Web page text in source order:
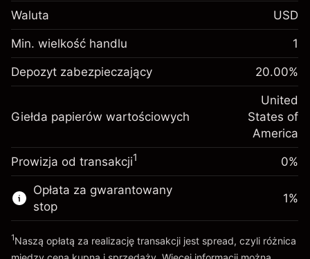
Depozyt
zabezpieczający. Twoja
inwestycja
Opłata overnight za
Opłaty od pełnej wartości
-0.02154
%
(-$1.08)
Rozmiar transakcji z dźwignią ~
Środki z dźwigni ~
Idź do platformy
Depozyt
inwestycja
$1,000.00
utrzymanie pozycji
Opłaty od pełnej wartości
pozycji
-0.000682
%
Rozmiar transakcji z dźwignią ~
Środki z dźwigni ~
Waluta USD
Min. wielkość handlu 1
Depozyt zabezpieczający 20.00%
Giełda papierów wartościowych
United
States of
America
Prowizja od transakcji1 0%
Opłata za gwarantowany
stop
1%
1Naszą opłatą za realizację transakcji jest spread, czyli różnica